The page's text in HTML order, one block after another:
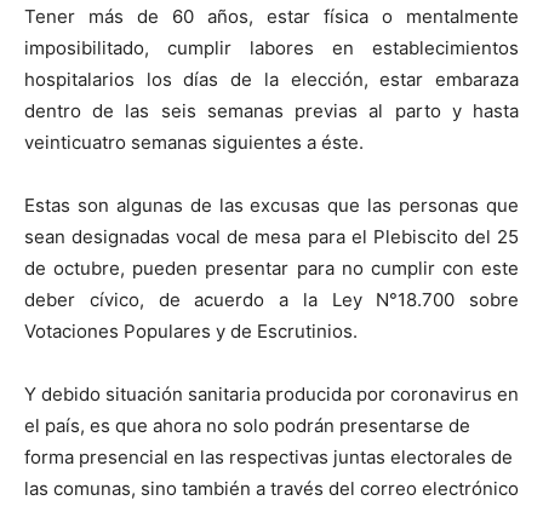
Tener más de 60 años, estar física o mentalmente
imposibilitado, cumplir labores en establecimientos
hospitalarios los días de la elección, estar embaraza
dentro de las seis semanas previas al parto y hasta
veinticuatro semanas siguientes a éste.
Estas son algunas de las excusas que las personas que
sean designadas vocal de mesa para el Plebiscito del 25
de octubre, pueden presentar para no cumplir con este
deber cívico, de acuerdo a la Ley N°18.700 sobre
Votaciones Populares y de Escrutinios.
Y debido situación sanitaria producida por coronavirus en
el país, es que ahora no solo podrán presentarse de
forma presencial en las respectivas juntas electorales de
las comunas, sino también a través del correo electrónico